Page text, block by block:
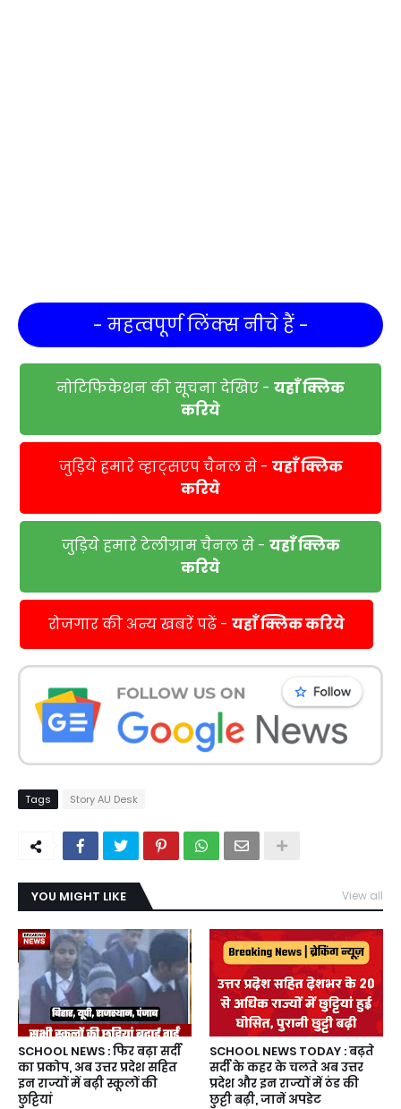
- महत्वपूर्ण लिंक्स नीचे हैं -
नोटिफिकेशन की सूचना देखिए - यहाँ क्लिक
करिये
जुड़िये हमारे व्हाट्सएप चैनल से - यहाँ क्लिक
करिये
जुड़िये हमारे टेलीग्राम चैनल से - यहाँ क्लिक
करिये
रोजगार की अन्य खबरें पढें - यहाँ क्लिक करिये
Tags Story AU Desk
YOU MIGHT LIKE View all
SCHOOL NEWS : फिर बढ़ा सर्दी
का प्रकोप, अब उत्तर प्रदेश सहित
इन राज्यों में बढ़ी स्कूलों की
छुट्टियां
SCHOOL NEWS TODAY : बढ़ते
सर्दी के कहर के चलते अब उत्तर
प्रदेश और इन राज्यों में ठंड की
छुट्टी बढ़ी, जानें अपडेट